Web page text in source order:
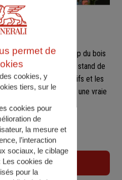
au festival électro-pop du bois
aux festivaliers un stand de
sur les risques auditifs et les
sûr des goodies et une vraie
détente !
We Love Green
festival
permet de
cookies, y
tiers, sur le
cookies pour
de
la mesure et
l’interaction
sociaux, le ciblage
Les cookies de
pour la